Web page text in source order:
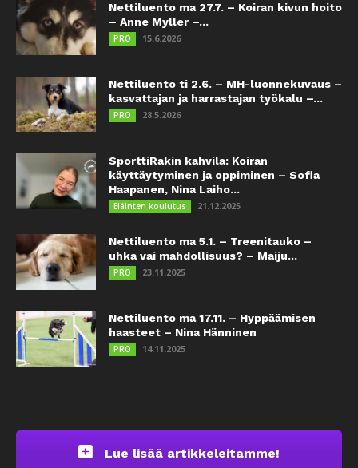
Nettiluento ma 27.7. – Koiran kivun hoito
– Anne Myller –...
PRO 15.6.2026
Nettiluento ti 2.6. – MH-luonnekuvaus –
kasvattajan ja harrastajan työkalu –...
PRO 28.5.2026
SporttiRakin kahvila: Koiran
käyttäytyminen ja oppiminen – Sofia
Haapanen, Nina Laiho...
Eläinten koulutus 21.12.2025
Nettiluento ma 5.1. – Treenitauko –
uhka vai mahdollisuus? – Maiju...
PRO 23.11.2025
Nettiluento ma 17.11. – Hyppäämisen
haasteet – Nina Hänninen
PRO 14.11.2025
Lue lisää artikkeleitamme!